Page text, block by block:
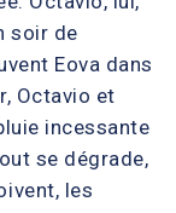
soir de
Eova dans
Octavio et
incessante
se dégrade,
les